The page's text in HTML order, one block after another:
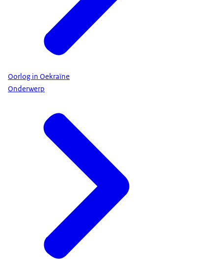
Oorlog in Oekraïne
Onderwerp